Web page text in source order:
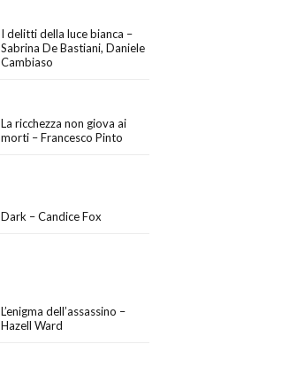
I delitti della luce bianca –
Sabrina De Bastiani, Daniele
Cambiaso
La ricchezza non giova ai
morti – Francesco Pinto
Dark – Candice Fox
L’enigma dell’assassino –
Hazell Ward